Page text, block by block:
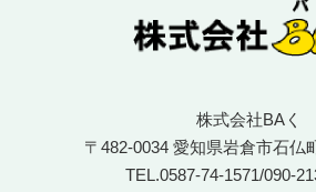
株式会社BAく
〒482-0034 愛知県岩倉市石仏
TEL.0587-74-1571/090-